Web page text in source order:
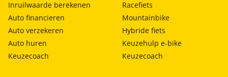
Inruilwaarde berekenen
Auto financieren
Auto verzekeren
Auto huren
Keuzecoach
Racefiets
Mountainbike
Hybride fiets
Keuzehulp e-bike
Keuzecoach